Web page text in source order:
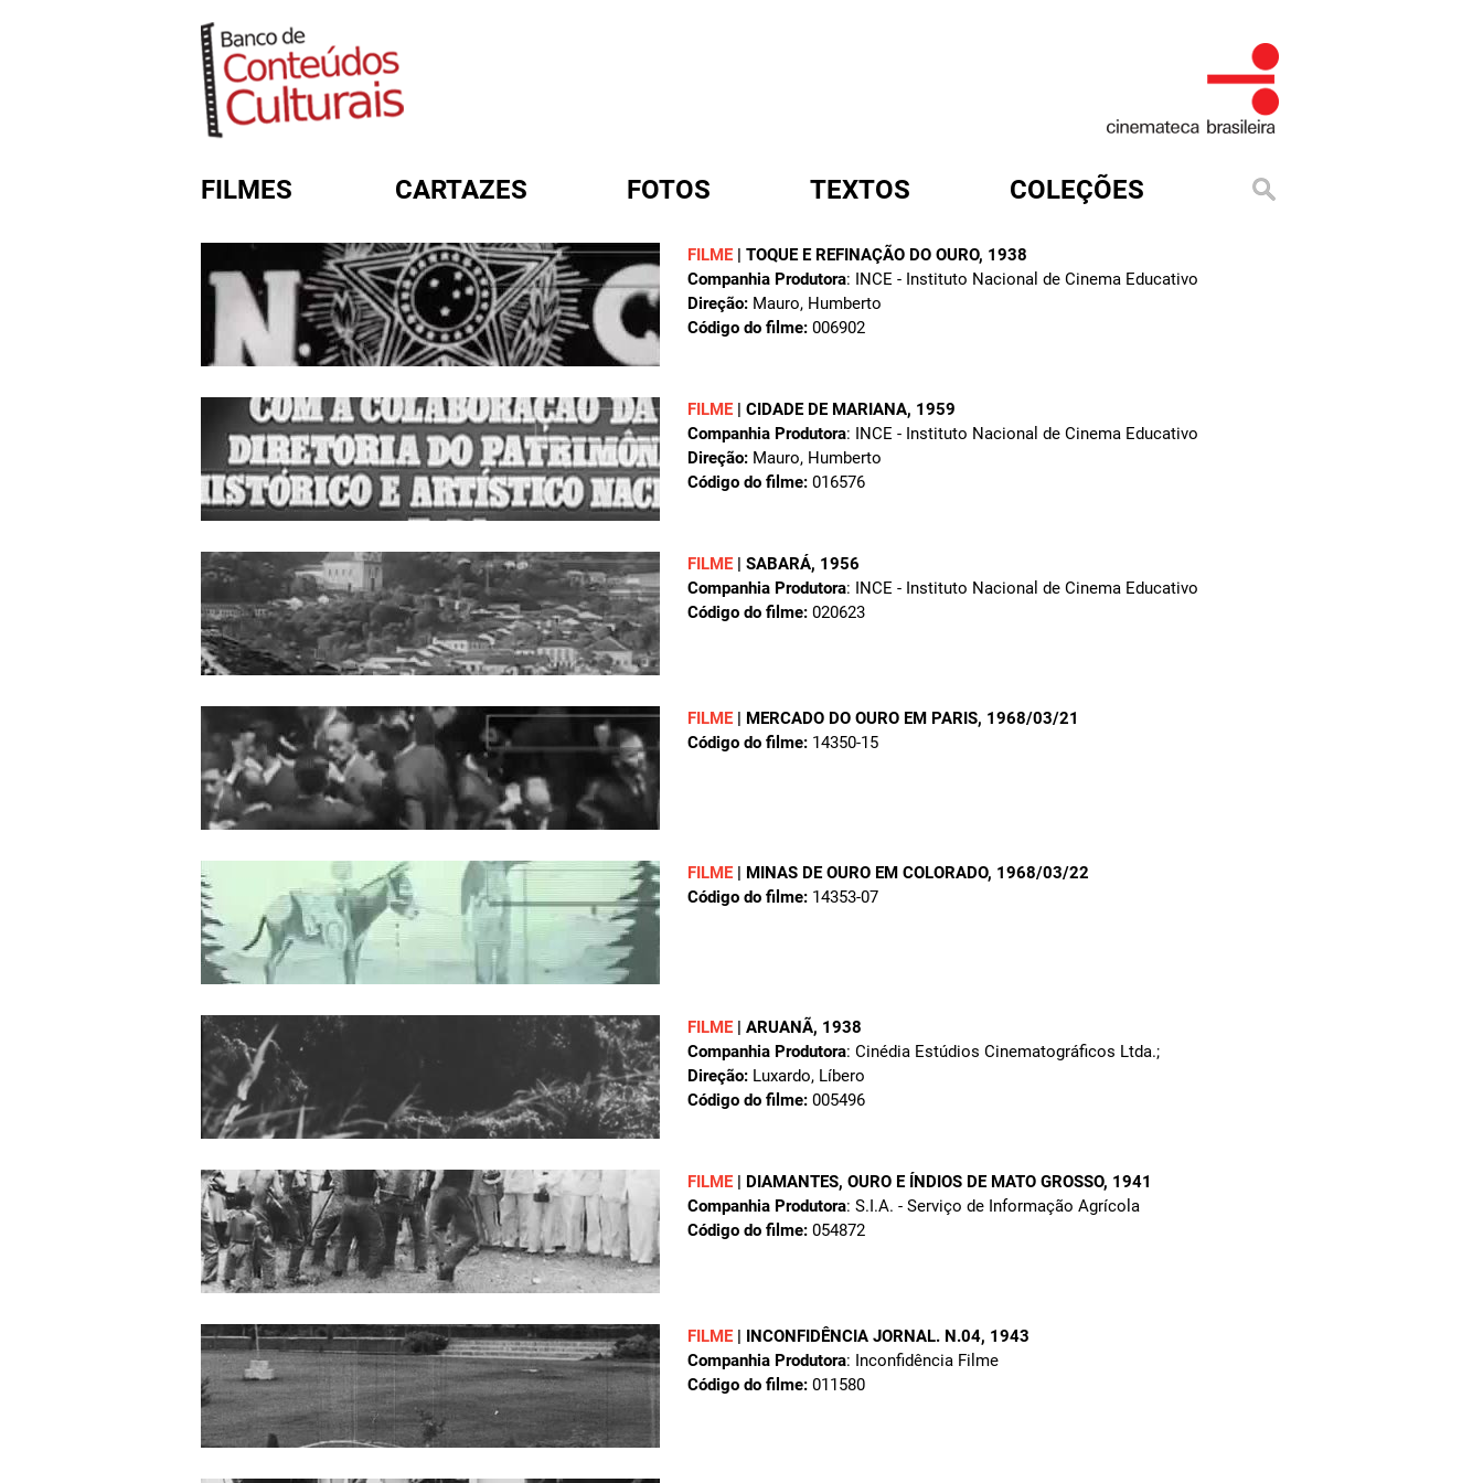
FILMES CARTAZES FOTOS TEXTOS COLEÇÕES
FILME | TOQUE E REFINAÇÃO DO OURO, 1938
Companhia Produtora: INCE - Instituto Nacional de Cinema Educativo
Direção: Mauro, Humberto
Código do filme: 006902
FILME | CIDADE DE MARIANA, 1959
Companhia Produtora: INCE - Instituto Nacional de Cinema Educativo
Direção: Mauro, Humberto
Código do filme: 016576
FILME | SABARÁ, 1956
Companhia Produtora: INCE - Instituto Nacional de Cinema Educativo
Código do filme: 020623
FILME | MERCADO DO OURO EM PARIS, 1968/03/21
Código do filme: 14350-15
FILME | MINAS DE OURO EM COLORADO, 1968/03/22
Código do filme: 14353-07
FILME | ARUANÃ, 1938
Companhia Produtora: Cinédia Estúdios Cinematográficos Ltda.;
Direção: Luxardo, Líbero
Código do filme: 005496
FILME | DIAMANTES, OURO E ÍNDIOS DE MATO GROSSO, 1941
Companhia Produtora: S.I.A. - Serviço de Informação Agrícola
Código do filme: 054872
FILME | INCONFIDÊNCIA JORNAL. N.04, 1943
Companhia Produtora: Inconfidência Filme
Código do filme: 011580
FORMULÁRIO DE BUSCA